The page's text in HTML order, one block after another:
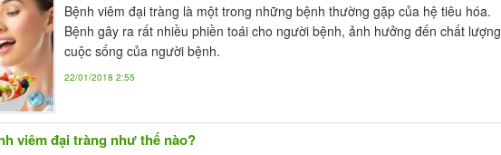
Bệnh viêm đại tràng là một trong những bệnh thường gặp của hệ tiêu hóa.
Bệnh gây ra rất nhiều phiền toái cho người bệnh, ảnh hưởng đến chất lượng
cuộc sống của người bệnh.
22/01/2018 2:55
viêm đại tràng như thế nào?